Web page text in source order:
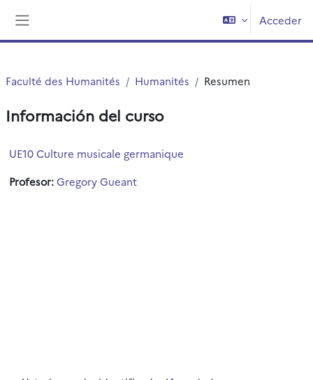
Acceder
Faculté des Humanités Humanités Resumen
Información del curso
UE10 Culture musicale germanique
Profesor:Gregory Gueant